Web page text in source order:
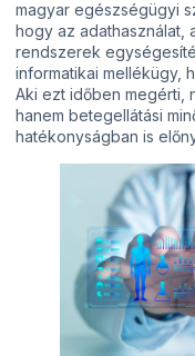
magyar egészségügyi
hogy az adathasználat,
rendszerek
informatikai mellékügy,
Aki ezt időben megérti,
hanem betegellátási
hatékonyságban is